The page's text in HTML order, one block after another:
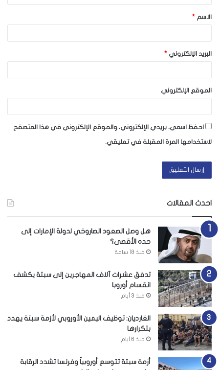
ق
*
الاسم *
البريد الإلكتروني *
الموقع الإلكتروني
احفظ اسمي، بريدي الإلكتروني، والموقع الإلكتروني في هذا المتصفح
لاستخدامها المرة المقبلة في تعليقي.
احدث المقالات
هل وصل الصعود الصاروخي لدولة الإمارات إلى
حده الأقصى؟
منذ 18 ساعة
تدفق عشرات آلاف المهاجرين إلى سبتة يكشف
انقسام أوروبا
منذ 3 أيام
الغارديان: توظيف اليمين الأوروبي لأزمة سبتة يهدد
بتكرارها
منذ 6 أيام
أزمة سبتة تتوسع أوروبياً وفرنسا تشدد الرقابة